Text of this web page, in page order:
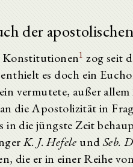
der
Konstitutionen1 zog seit
es doch ein
vermutete, außer
die Apostolizität in
die jüngste Zeit
K. J. Hefele undSeb.
die er in einer Reihe